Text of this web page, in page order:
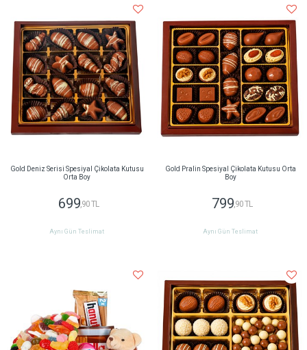
Gold Deniz Serisi Spesiyal Çikolata Kutusu
Orta Boy
699,90 TL
Aynı Gün Teslimat
Gold Pralin Spesiyal Çikolata Kutusu Orta
Boy
799,90 TL
Aynı Gün Teslimat